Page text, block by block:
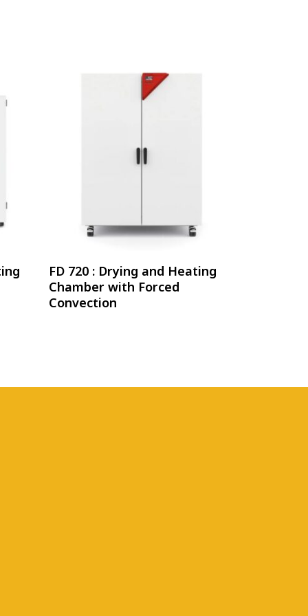
อ่านเพิ่ม
FD 720 : Drying and Heating
Chamber with Forced
Convection